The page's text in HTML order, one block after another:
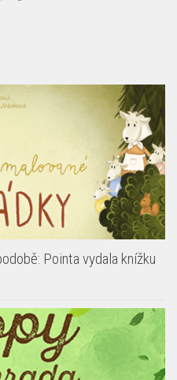
Pointa vydala knížku